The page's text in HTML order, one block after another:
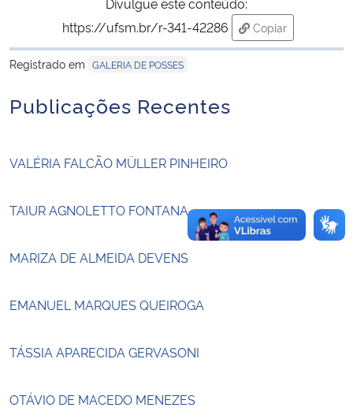
Controladoria-Geral da União
Ministério da Mulher, da Família e dos Direitos Humanos
Gabinete de Segurança Institucional
Advocacia-Geral da União
Banco Central do Brasil
https://ufsm.br/r-341-42286
Copiar
para área de
Registrado em GALERIA DE POSSES
Publicações Recentes
VALÉRIA FALCÃO MÜLLER PINHEIRO
TAIUR AGNOLETTO FONTANA
MARIZA DE ALMEIDA DEVENS
EMANUEL MARQUES QUEIROGA
TÁSSIA APARECIDA GERVASONI
OTÁVIO DE MACEDO MENEZES